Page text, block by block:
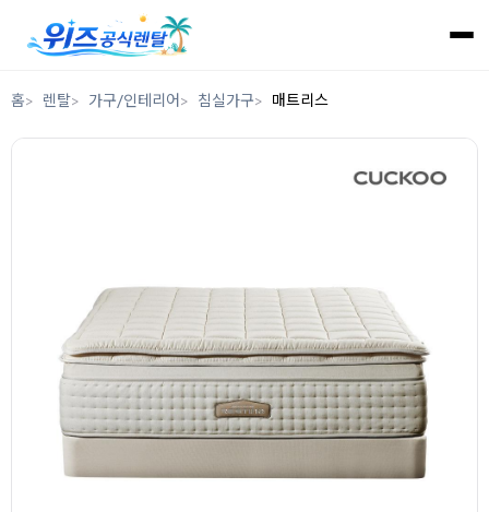
홈 렌탈 가구/인테리어 침실가구 매트리스